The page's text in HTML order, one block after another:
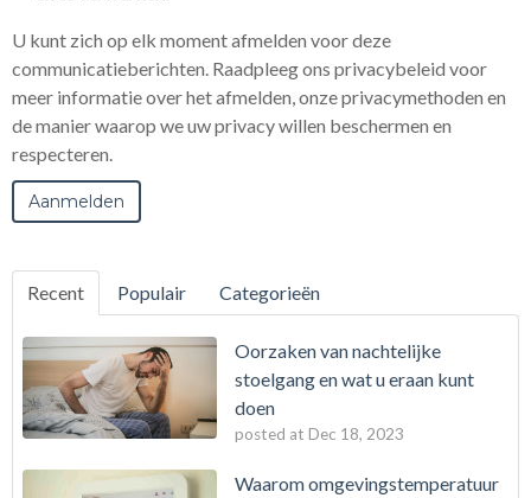
U kunt zich op elk moment afmelden voor deze
communicatieberichten. Raadpleeg ons privacybeleid voor
meer informatie over het afmelden, onze privacymethoden en
de manier waarop we uw privacy willen beschermen en
respecteren.
Recent Populair Categorieën
Oorzaken van nachtelijke
stoelgang en wat u eraan kunt
doen
posted at Dec 18, 2023
Waarom omgevingstemperatuur